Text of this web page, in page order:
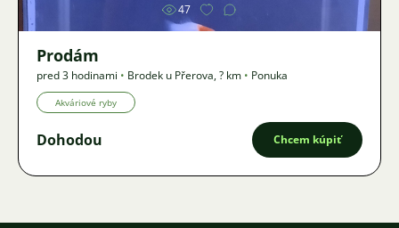
47
Prodám
pred 3 hodinami • Brodek u Přerova,? km • Ponuka
Akváriové ryby
Dohodou Chcem kúpiť